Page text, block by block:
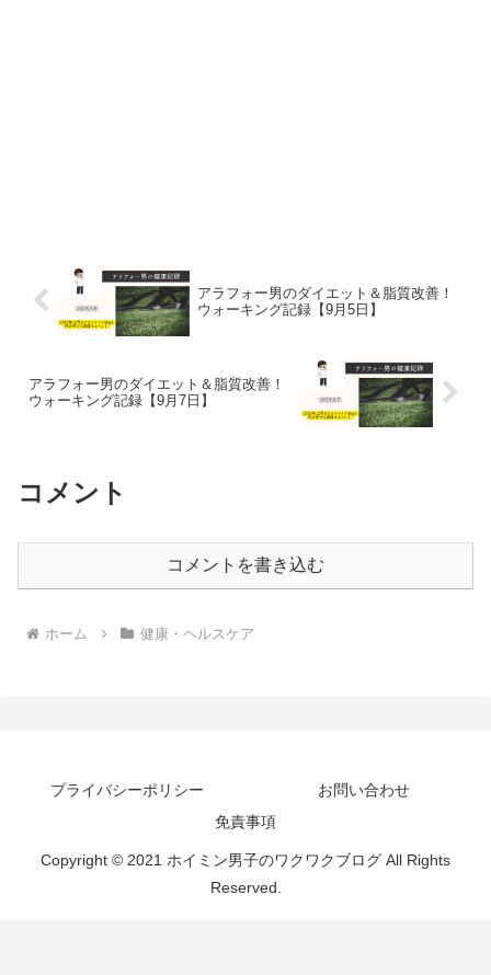
アラフォー男のダイエット＆脂質改善！
ウォーキング記録【9月5日】
アラフォー男のダイエット＆脂質改善！
ウォーキング記録【9月7日】
コメント
コメントを書き込む
ホーム 健康・ヘルスケア
プライバシーポリシー
お問い合わせ
免責事項
Copyright © 2021 ホイミン男子のワクワクブログ All Rights
Reserved.